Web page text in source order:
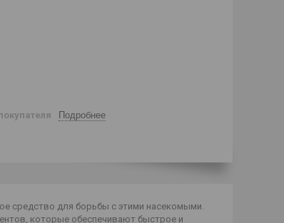
Подробнее
средство для борьбы с этими насекомыми.
которые обеспечивают быстрое и